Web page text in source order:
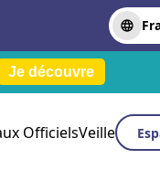
Je découvre
OfficielsVeille